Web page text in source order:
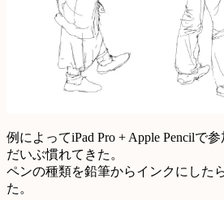
例によってiPad Pro + Apple Pencilで参
だいぶ慣れてきた。
ペンの種類を鉛筆からインクにした
た。